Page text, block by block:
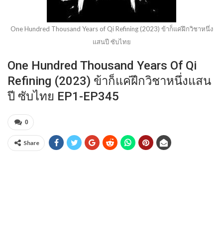
One Hundred Thousand Years of Qi Refining (2023) ข้าก็แค่ฝึกวิชาหนึ่ง
แสนปี ซับไทย
One Hundred Thousand Years Of Qi
Refining (2023) ข้าก็แค่ฝึกวิชาหนึ่งแสน
ปี ซับไทย EP1-EP345
0
Share